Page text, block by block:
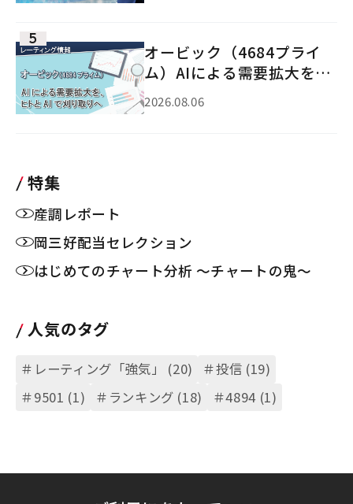
オービック（4684プライ
ム）AIによる需要拡大を、
ヒトとAIで刈り取りへ
2026.08.06
特集
産調レポート
岡三好配当セレクション
はじめてのチャート分析 ～チャートの鬼～
人気のタグ
＃レーティング「強気」 (20)
＃投信 (19)
＃9501 (1)
＃ランキング (18) ＃4894 (1)